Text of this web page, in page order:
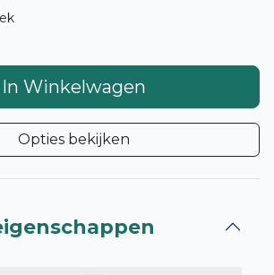
In Winkelwagen
Opties bekijken